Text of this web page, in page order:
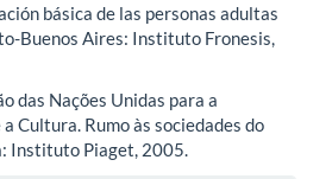
básica de las personas adultas
Buenos Aires: Instituto Fronesis,
das Nações Unidas para a
a Cultura. Rumo às sociedades do
Instituto Piaget, 2005.